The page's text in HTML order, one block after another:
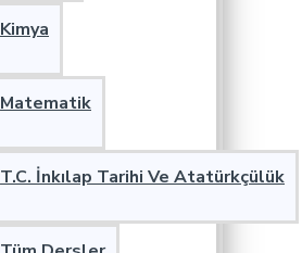
Kimya
Matematik
T.C. İnkılap Tarihi Ve Atatürkçülük